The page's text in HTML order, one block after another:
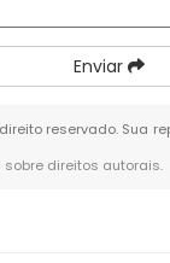
Enviar
reservado. Sua
sobre direitos autorais.